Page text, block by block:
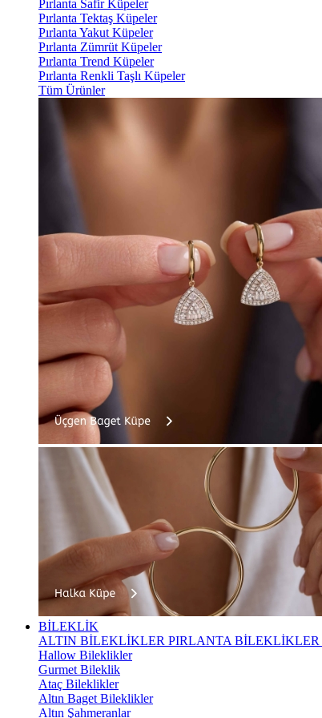
Pırlanta Safir Küpeler
Pırlanta Tektaş Küpeler
Pırlanta Yakut Küpeler
Pırlanta Zümrüt Küpeler
Pırlanta Trend Küpeler
Pırlanta Renkli Taşlı Küpeler
Tüm Ürünler
BİLEKLİK
ALTIN BİLEKLİKLER PIRLANTA BİLEKLİKLER
Hallow Bileklikler
Gurmet Bileklik
Ataç Bileklikler
Altın Baget Bileklikler
Altın Şahmeranlar